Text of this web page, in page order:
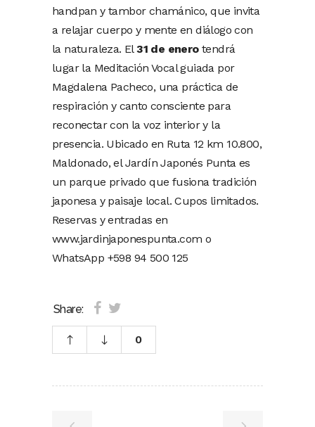
handpan y tambor chamánico, que invita
a relajar cuerpo y mente en diálogo con
la naturaleza. El31 de enerotendrá
lugar la Meditación Vocal guiada por
Magdalena Pacheco, una práctica de
respiración y canto consciente para
reconectar con la voz interior y la
presencia. Ubicado en Ruta 12 km 10.800,
Maldonado, el Jardín Japonés Punta es
un parque privado que fusiona tradición
japonesa y paisaje local. Cupos limitados.
Reservas y entradas en
www.jardinjaponespunta.com o
WhatsApp +598 94 500 125
Share:
0